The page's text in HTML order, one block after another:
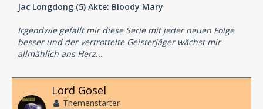
Jac Longdong (5) Akte: Bloody Mary
Irgendwie gefällt mir diese Serie mit jeder neuen Folge
besser und der vertrottelte Geisterjäger wächst mir
allmählich ans Herz...
Lord Gösel
Themenstarter